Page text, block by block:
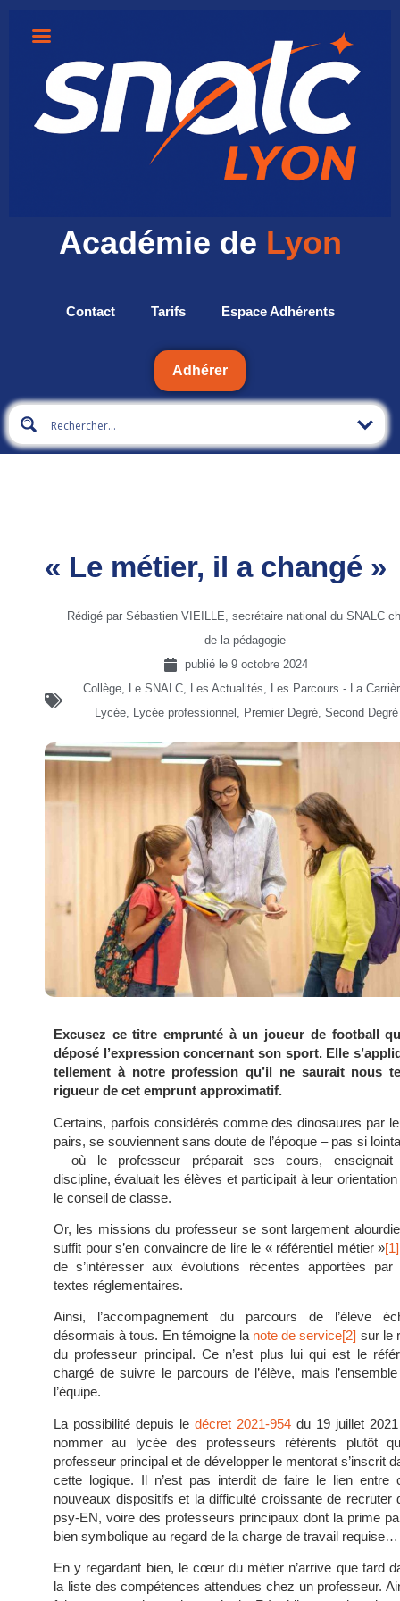
Académie de Lyon
Contact Tarifs Espace Adhérents
Adhérer
« Le métier, il a changé »
Rédigé par Sébastien VIEILLE, secrétaire national du SNALC
de la pédagogie
publié le 9 octobre 2024
Collège, Le SNALC, Les Actualités, Les Parcours - La
Lycée, Lycée professionnel , Premier Degré, Second Degré
Excusez ce titre emprunté à un joueur de football
déposé l’expression concernant son sport. Elle
tellement à notre profession qu’il ne saurait nous
rigueur de cet emprunt approximatif.
Certains, parfois considérés comme des dinosaures par
pairs, se souviennent sans doute de l’époque – pas si
– où le professeur préparait ses cours, enseignait
discipline, évaluait les élèves et participait à leur
le conseil de classe.
Or, les missions du professeur se sont largement
suffit pour s’en convaincre de lire le « référentiel métier »[1]
de s’intéresser aux évolutions récentes apportées par
textes réglementaires.
Ainsi, l’accompagnement du parcours de l’élève
désormais à tous. En témoigne la note de service[2] sur le
du professeur principal. Ce n’est plus lui qui est le
chargé de suivre le parcours de l’élève, mais
l’équipe.
La possibilité depuis le décret 2021-954 du 19 juillet
nommer au lycée des professeurs référents plutôt
professeur principal et de développer le mentorat s’inscrit
cette logique. Il n’est pas interdit de faire le lien entre
nouveaux dispositifs et la difficulté croissante de recruter
psy-EN, voire des professeurs principaux dont la prime
bien symbolique au regard de la charge de travail requise…
En y regardant bien, le cœur du métier n’arrive que tard
la liste des compétences attendues chez un professeur.